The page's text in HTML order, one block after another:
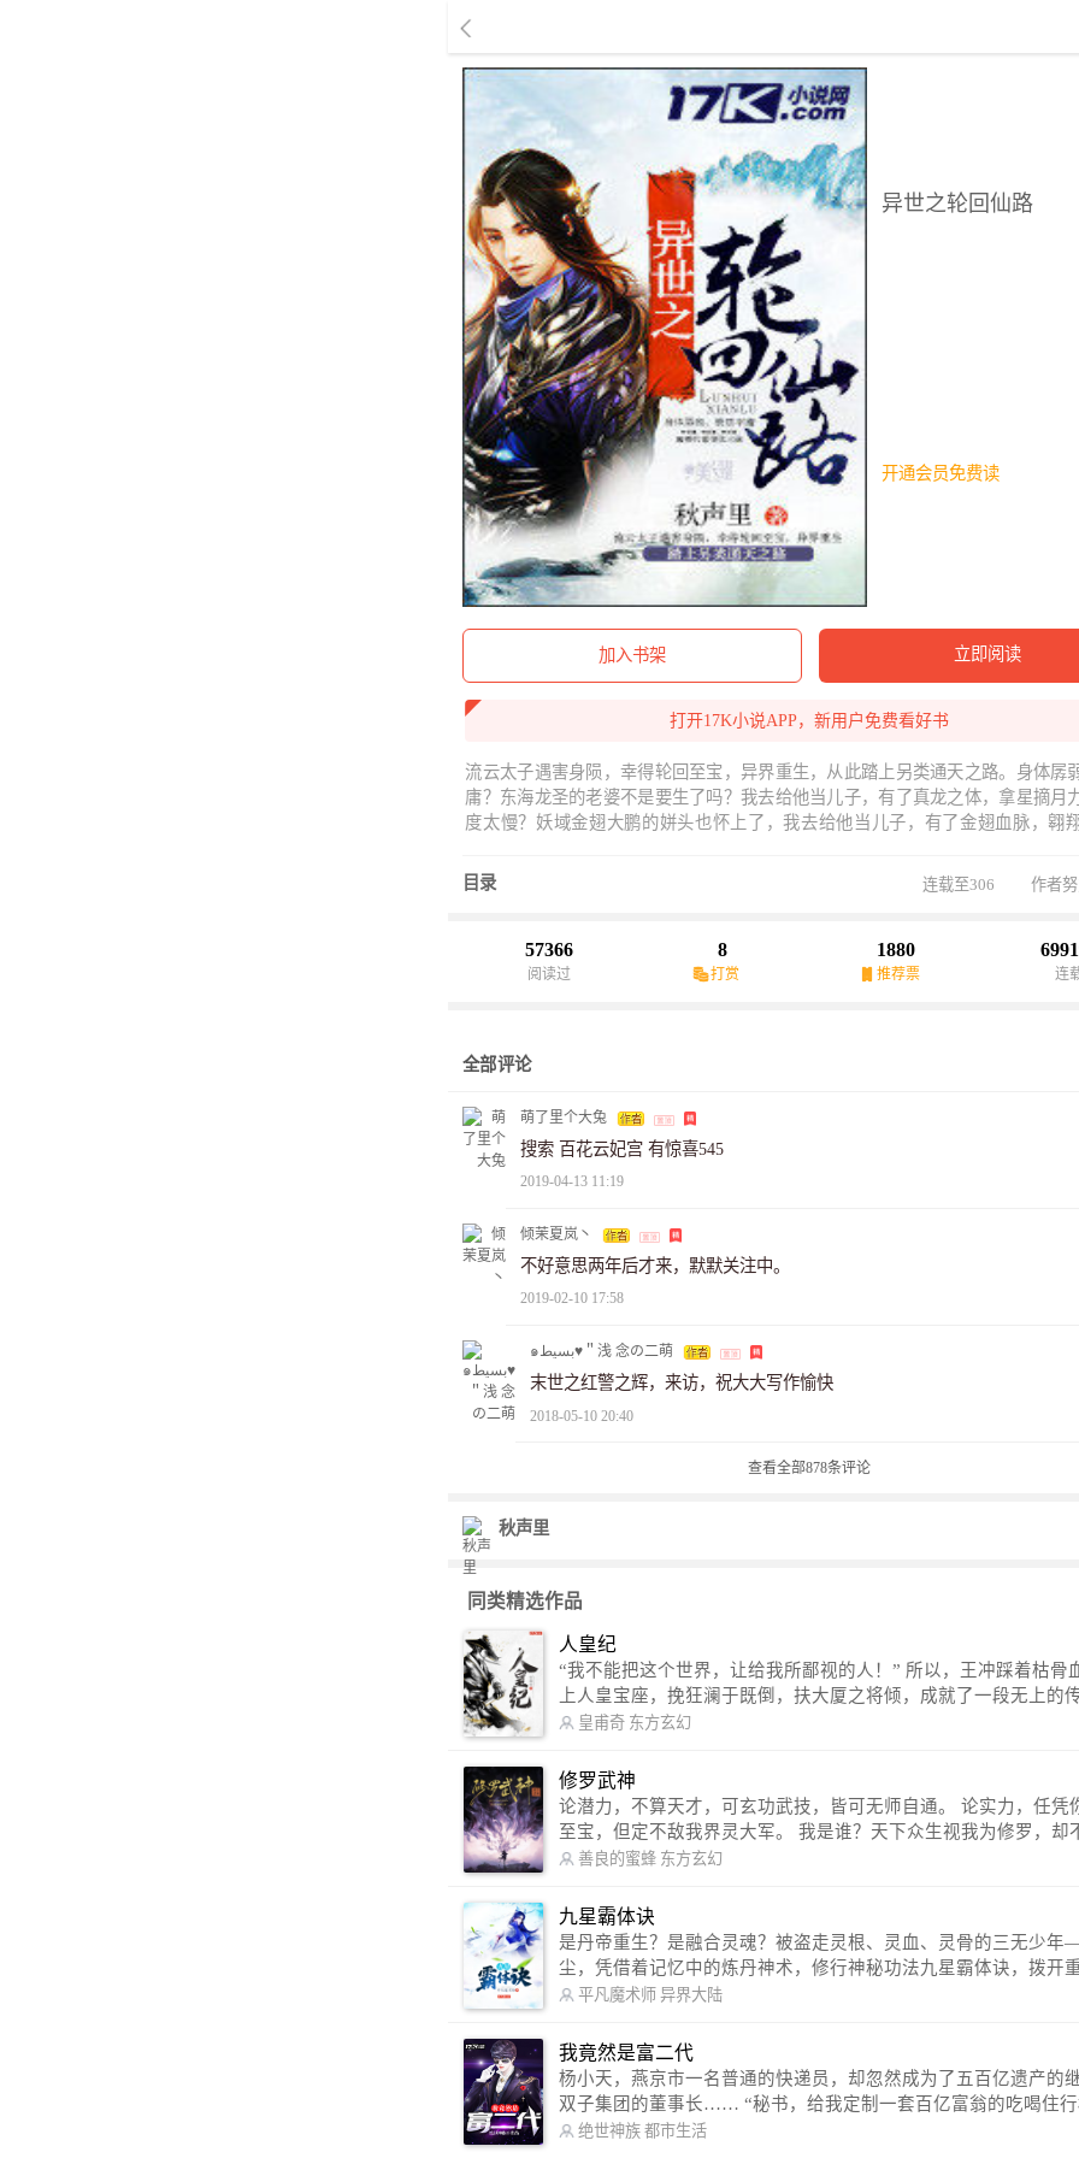
异世之轮回仙路
开通会员免费读
加入书架 立即阅读
打开17K小说APP，新用户免费看好书
流云太子遇害身陨，幸得轮回至宝，异界重生，从此踏上另类通天之路。身体孱
庸？东海龙圣的老婆不是要生了吗？我去给他当儿子，有了真龙之体，拿星摘月
度太慢？妖域金翅大鹏的姘头也怀上了，我去给他当儿子，有了金翅血脉，翱
帮忙？我帮谁啊？要是让他们知道他们最疼爱的儿子是同一个人，那后果是...正
域的仙后要生了，我去混个公主当当，顺便避避风头。流沙仙帝想将他最疼爱的
子；我的孩子会不会...还是我？不能想，不能想，这样的事情要避免。要低调，
低调，重要的事情说三遍。PS：以上全是作者YY,本书文风严肃严谨，想找笑点的
目录 连载至306 作者
57366
阅读过
8
打赏
1880
推荐票 连
全部评论
萌了里个大兔
搜索 百花云妃宫 有惊喜545
2019-04-13 11:19
倾茉夏岚丶
不好意思两年后才来，默默关注中。
2019-02-10 17:58
๑بسيط♥＂浅 念の二萌
末世之红警之辉，来访，祝大大写作愉快
2018-05-10 20:40
查看全部878条评论
秋声里
同类精选作品
人皇纪
“我不能把这个世界，让给我所鄙视的人！” 所以，王冲踩着枯骨血海，踏
上人皇宝座，挽狂澜于既倒，扶大厦之将倾，成就了一段无上的传
信公众号：皇甫奇 （微信号：huangfuqi1985） 新浪微博：皇甫奇（地址：
皇甫奇 东方玄幻
修罗武神
论潜力，不算天才，可玄功武技，皆可无师自通。 论实力，任凭你有万千
至宝，但定不敌我界灵大军。 我是谁？天下众生视我为修罗，却不知，我
以修罗成武神。 （想看修罗武神番外，请关注蜜蜂微信公众号：善良的蜜
善良的蜜蜂 东方玄幻
九星霸体诀
是丹帝重生？是融合灵魂？被盗走灵根、灵血、灵骨的三无少
尘，凭借着记忆中的炼丹神术，修行神秘功法九星霸体诀，拨开
雾，解开惊天之局。 手掌天地乾坤，脚踏日月星辰，勾搭各色美女，
哭。 本故事纯属虚构，如有雷同，那就是真事儿，想要对号入座，抓
紧时间进群：487963015 微信公众号：平凡魔术师,或者搜索：
ushi1982,公众号上有问必答，福利多多！
平凡魔术师 异界大陆
我竟然是富二代
杨小天，燕京市一名普通的快递员，却忽然成为了五百亿遗产的
双子集团的董事长…… “秘书，给我定制一套百亿富翁的吃喝住行标准！”
“好的，杨总。” “你晚上在我的床上安排五个嫩模是怎么回事？” “回杨总，
绝世神族 都市生活